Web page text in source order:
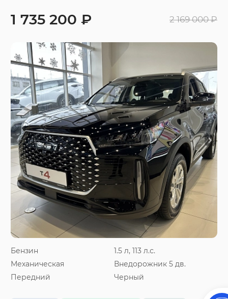
Бензин
1.5 л, 113 л.с.
Механическая
Внедорожник 5 дв.
Передний
Черный
1 735 200 ₽ 2 169 000 ₽